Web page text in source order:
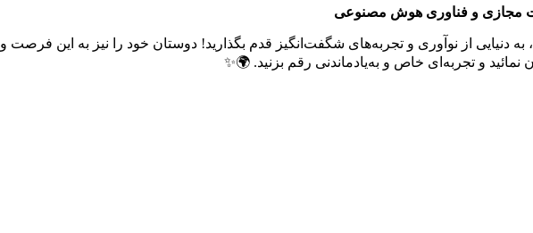
مجازی و فناوری هوش مصنوعی
به دنیایی از نوآوری و تجربه‌های شگفت‌انگیز قدم بگذارید! دوستان خود را نیز به این
و تجربه‌ای خاص و به‌یادماندنی رقم بزنید. 🌍✨